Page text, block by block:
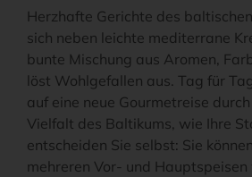
Herzhafte Gerichte des
sich neben leichte mediterrane
bunte Mischung aus Aromen,
löst Wohlgefallen aus. Tag für
auf eine neue Gourmetreise
Vielfalt des Baltikums, wie Ihre
entscheiden Sie selbst: Sie
mehreren Vor- und Hauptspeisen